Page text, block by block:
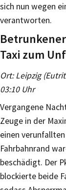
sich nun wegen
verantworten.
Taxi zum
Ort: Leipzig
03:10 Uhr
Vergangene
Zeuge in der
einen
Fahrbahnrand
beschädigt. Der
blockierte beide